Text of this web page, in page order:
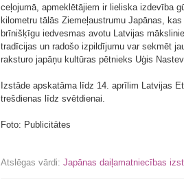
ceļojumā, apmeklētājiem ir lieliska izdevība
kilometru tālās Ziemeļaustrumu Japānas,
brīnišķīgu iedvesmas avotu Latvijas
tradīcijas un radošo izpildījumu var sekmēt
raksturo japāņu kultūras pētnieks Uģis
Izstāde apskatāma līdz 14. aprīlim Latvijas
trešdienas līdz svētdienai.
Foto: Publicitātes
Atslēgas vārdi: Japānas daiļamatniecības